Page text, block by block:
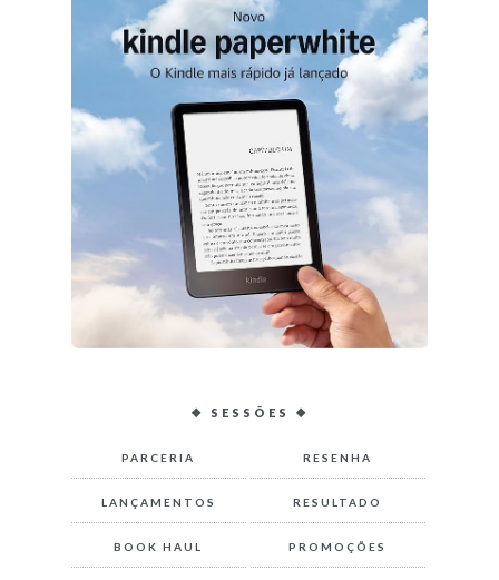
❖ SESSÕES ❖
PARCERIA RESENHA
LANÇAMENTOS RESULTADO
BOOK HAUL PROMOÇÕES